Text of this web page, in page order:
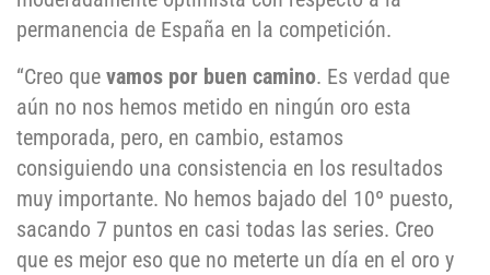
permanencia de España en la competición.
“Creo que vamos por buen camino. Es verdad que
aún no nos hemos metido en ningún oro esta
temporada, pero, en cambio, estamos
consiguiendo una consistencia en los resultados
muy importante. No hemos bajado del 10º puesto,
sacando 7 puntos en casi todas las series. Creo
que es mejor eso que no meterte un día en el oro y